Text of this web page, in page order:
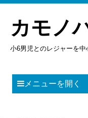
カモノ
小6男児とのレジャーを
メニューを開く